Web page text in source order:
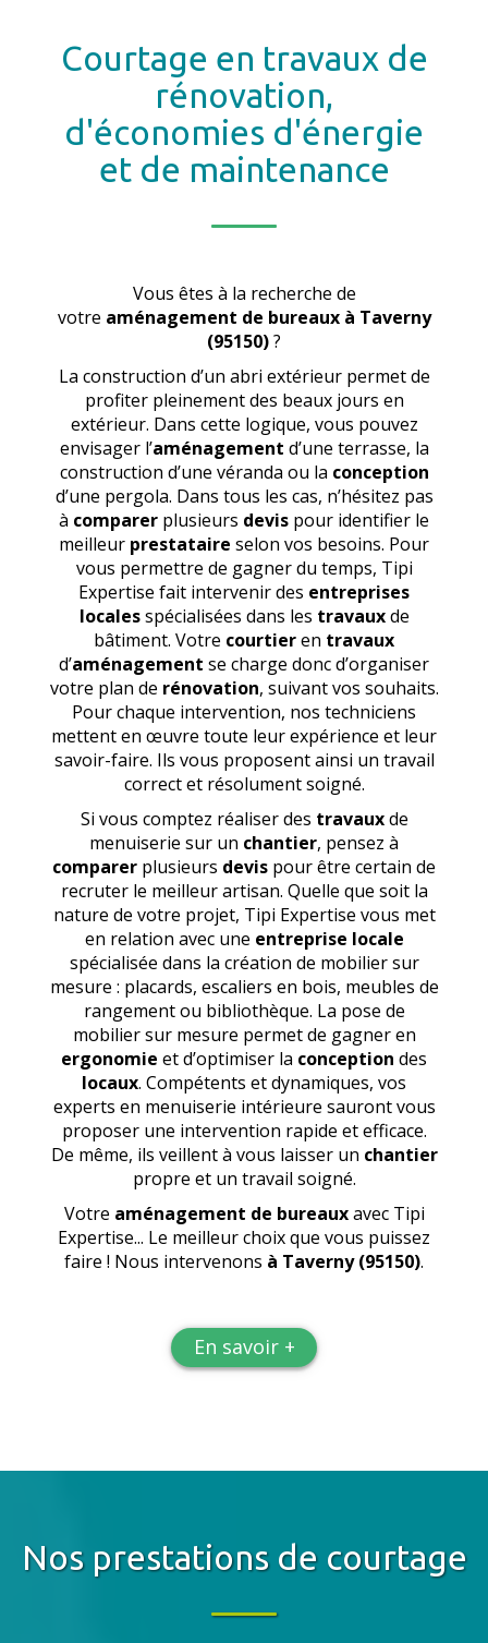
Courtage en travaux de
rénovation,
d'économies d'énergie
et de maintenance
Vous êtes à la recherche de
votre aménagement de bureaux à Taverny
(95150)?
La construction d’un abri extérieur permet de
profiter pleinement des beaux jours en
extérieur. Dans cette logique, vous pouvez
envisager l’aménagement d’une terrasse, la
construction d’une véranda ou la conception
d’une pergola. Dans tous les cas, n’hésitez pas
à comparer plusieurs devis pour identifier le
meilleur prestataire selon vos besoins. Pour
vous permettre de gagner du temps, Tipi
Expertise fait intervenir des entreprises
localesspécialisées dans les travauxde
bâtiment. Votre courtieren travaux
d’aménagement se charge donc d’organiser
votre plan de rénovation, suivant vos souhaits.
Pour chaque intervention, nos techniciens
mettent en œuvre toute leur expérience et leur
savoir-faire. Ils vous proposent ainsi un travail
correct et résolument soigné.
Si vous comptez réaliser des travauxde
menuiserie sur un chantier, pensez à
comparer plusieurs devis pour être certain de
recruter le meilleur artisan. Quelle que soit la
nature de votre projet, Tipi Expertise vous met
en relation avec une entreprise locale
spécialisée dans la création de mobilier sur
mesure : placards, escaliers en bois, meubles de
rangement ou bibliothèque. La pose de
mobilier sur mesure permet de gagner en
ergonomie et d’optimiser la conception des
locaux. Compétents et dynamiques, vos
experts en menuiserie intérieure sauront vous
proposer une intervention rapide et efficace.
De même, ils veillent à vous laisser un chantier
propre et un travail soigné.
Votre aménagement de bureauxavec Tipi
Expertise... Le meilleur choix que vous puissez
faire ! Nous intervenons à Taverny (95150).
En savoir +
Nos prestations de courtage